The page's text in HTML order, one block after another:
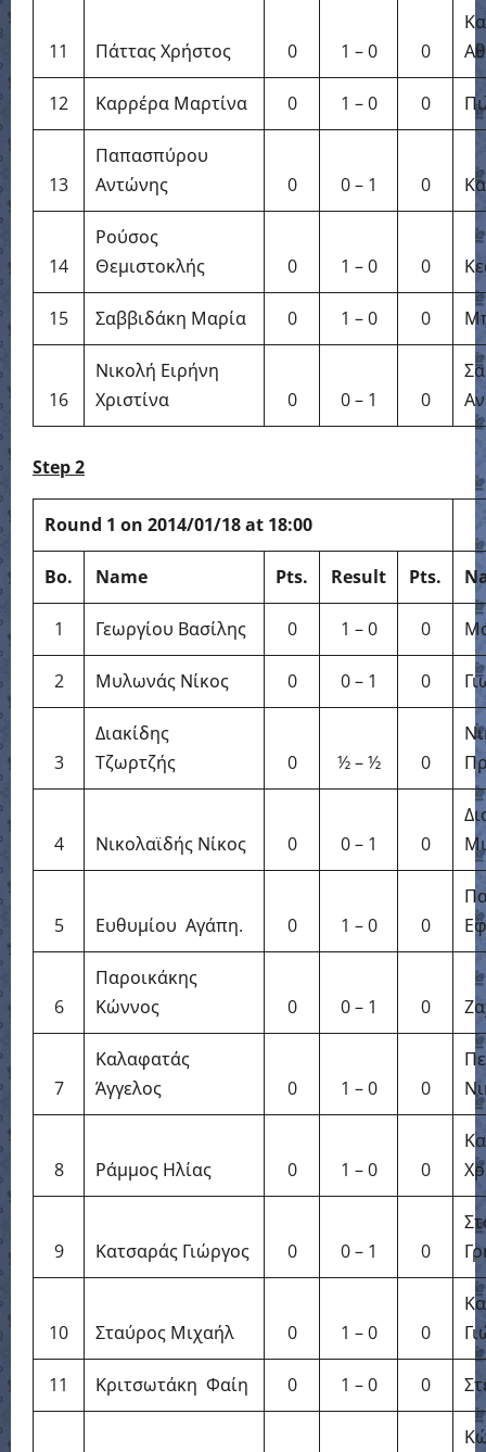
11 Πάττας Χρήστος 0 1 – 0 0
12 Καρρέρα Μαρτίνα 0 1 – 0 0
13
Παπασπύρου
Αντώνης
0 0 – 1 0
14
Ρούσος
Θεμιστοκλής
0 1 – 0 0
15 Σαββιδάκη Μαρία 0 1 – 0 0
16
Νικολή Ειρήνη
Χριστίνα
0 0 – 1 0
Step 2
Round 1 on 2014/01/18 at 18:00
Bo. Name Pts. Result Pts.
1 Γεωργίου Βασίλης 0 1 – 0 0
2 Μυλωνάς Νίκος 0 0 – 1 0
3
Διακίδης
Τζωρτζής
0 ½ – ½ 0
4 Νικολαϊδής Νίκος 0 0 – 1 0
5 Ευθυμίου Αγάπη. 0 1 – 0 0
6
Παροικάκης
Κώννος
0 0 – 1 0
7
Καλαφατάς
Άγγελος
0 1 – 0 0
8 Ράμμος Ηλίας 0 1 – 0 0
9 Κατσαράς Γιώργος 0 0 – 1 0
10 Σταύρος Μιχαήλ 0 1 – 0 0
11 Κριτσωτάκη Φαίη 0 1 – 0 0